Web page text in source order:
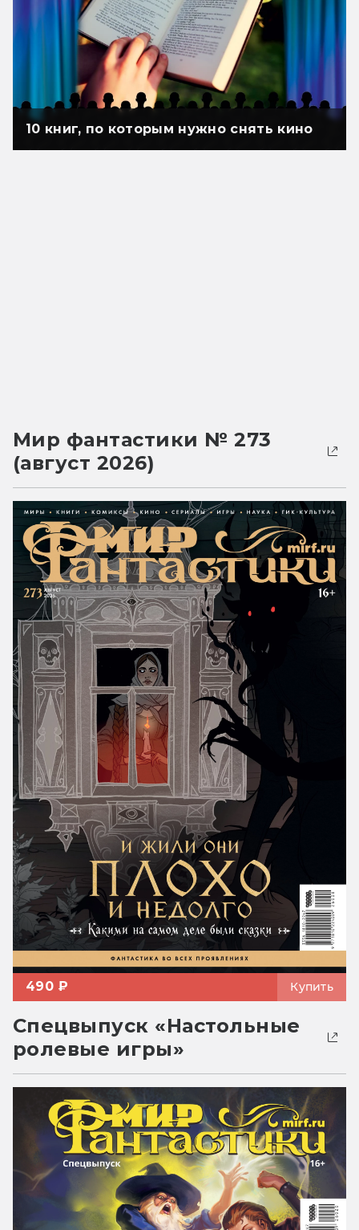
10 книг, по которым нужно снять кино
Мир фантастики № 273
(август 2026)
490 ₽ Купить
Спецвыпуск «Настольные
ролевые игры»